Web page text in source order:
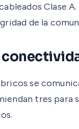
Clase
de la
se
tres